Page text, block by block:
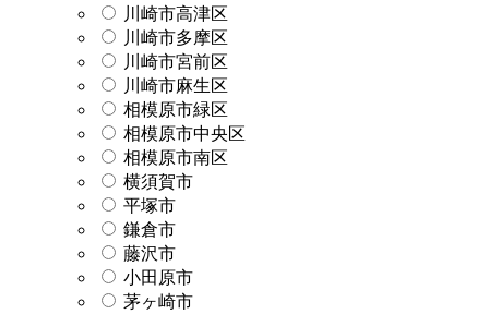
川崎市高津区
川崎市多摩区
川崎市宮前区
川崎市麻生区
相模原市緑区
相模原市中央区
相模原市南区
横須賀市
平塚市
鎌倉市
藤沢市
小田原市
茅ヶ崎市